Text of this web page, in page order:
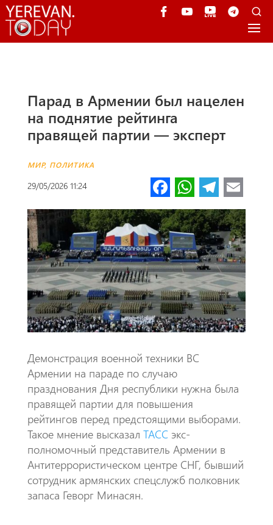
Парад в Армении был нацелен
на поднятие рейтинга
правящей партии — эксперт
МИР, ПОЛИТИКА
29/05/2026 11:24 Fa
ce
b
o
o
k
W
h
at
s
A
p
p
Te
le
gr
a
m
m
ail
Демонстрация военной техники ВС
Армении на параде по случаю
празднования Дня республики нужна была
правящей партии для повышения
рейтингов перед предстоящими выборами.
Такое мнение высказал ТАСС экс-
полномочный представитель Армении в
Антитеррористическом центре СНГ, бывший
сотрудник армянских спецслужб полковник
запаса Геворг Минасян.